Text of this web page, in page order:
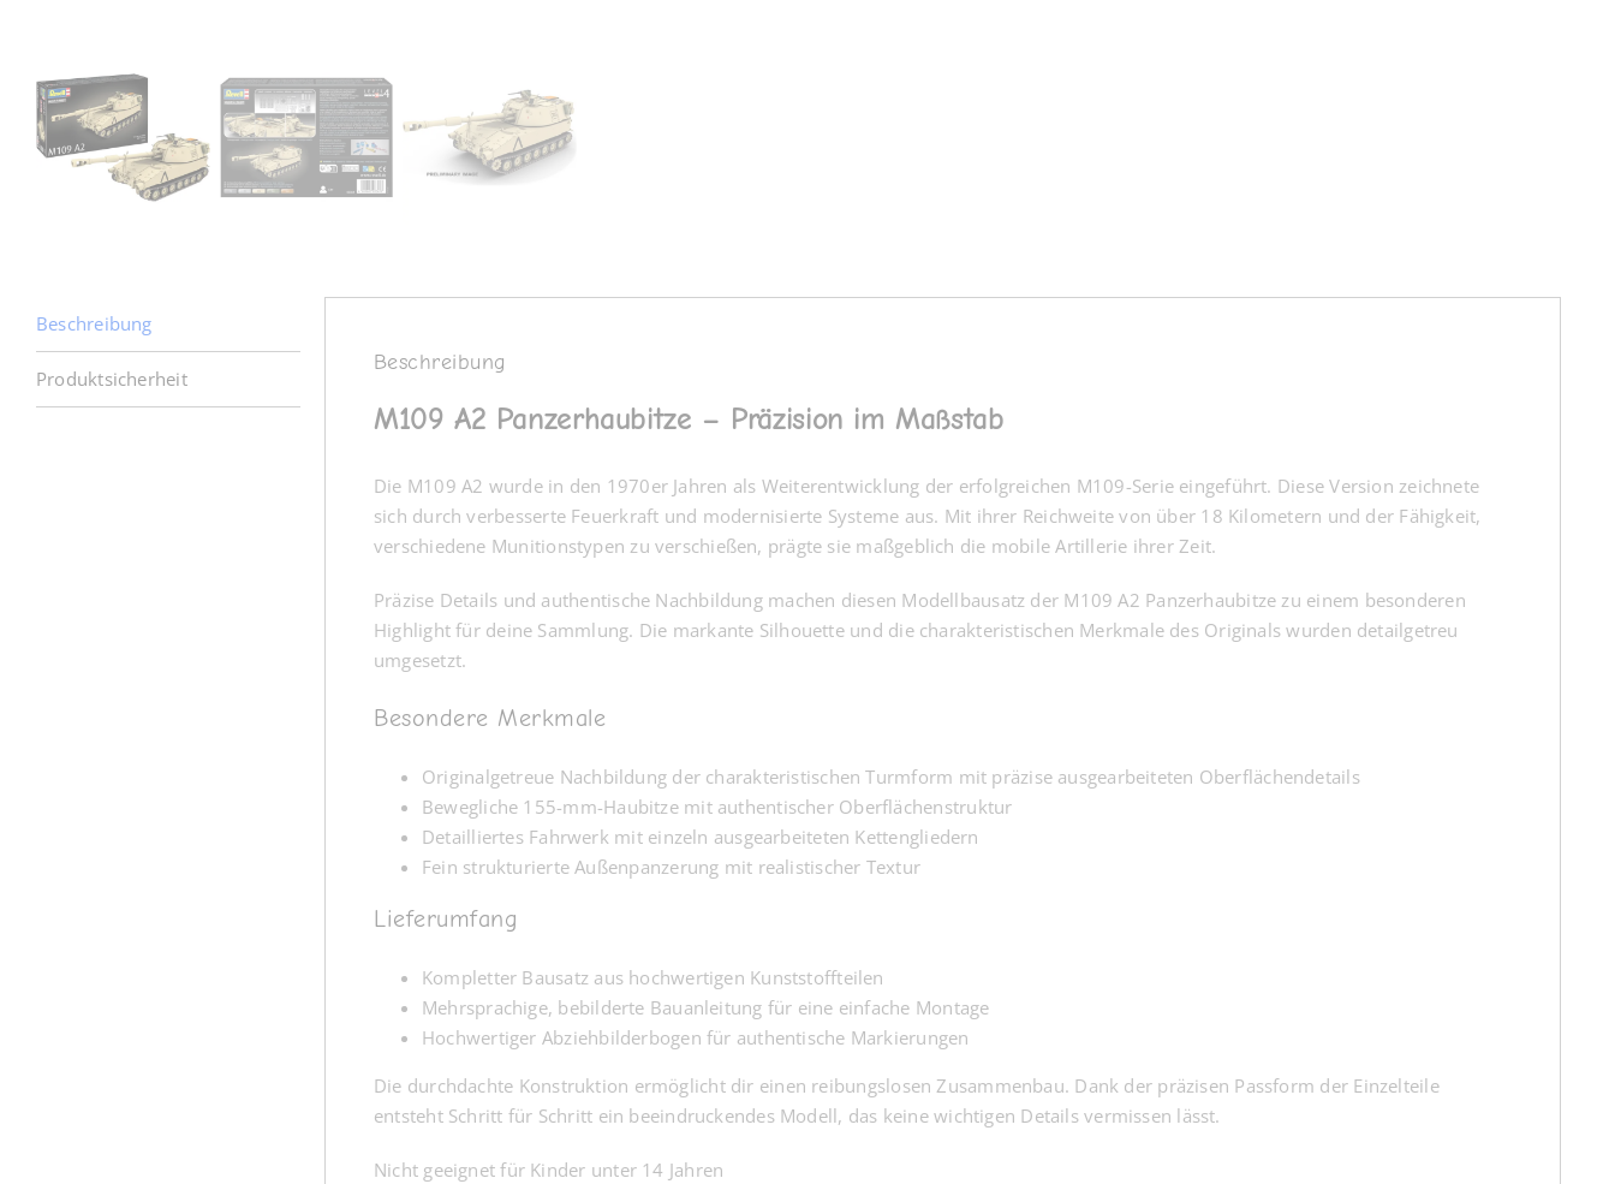
Beschreibung
Produktsicherheit
Beschreibung
M109 A2 Panzerhaubitze – Präzision im Maßstab
Die M109 A2 wurde in den 1970er Jahren als Weiterentwicklung der erfolgreichen M109-Serie eingeführt. Diese Version zeichnete
sich durch verbesserte Feuerkraft und modernisierte Systeme aus. Mit ihrer Reichweite von über 18 Kilometern und der Fähigkeit,
verschiedene Munitionstypen zu verschießen, prägte sie maßgeblich die mobile Artillerie ihrer Zeit.
Präzise Details und authentische Nachbildung machen diesen Modellbausatz der M109 A2 Panzerhaubitze zu einem besonderen
Highlight für deine Sammlung. Die markante Silhouette und die charakteristischen Merkmale des Originals wurden detailgetreu
umgesetzt.
Besondere Merkmale
Originalgetreue Nachbildung der charakteristischen Turmform mit präzise ausgearbeiteten Oberflächendetails
Bewegliche 155-mm-Haubitze mit authentischer Oberflächenstruktur
Detailliertes Fahrwerk mit einzeln ausgearbeiteten Kettengliedern
Fein strukturierte Außenpanzerung mit realistischer Textur
Lieferumfang
Kompletter Bausatz aus hochwertigen Kunststoffteilen
Mehrsprachige, bebilderte Bauanleitung für eine einfache Montage
Hochwertiger Abziehbilderbogen für authentische Markierungen
Die durchdachte Konstruktion ermöglicht dir einen reibungslosen Zusammenbau. Dank der präzisen Passform der Einzelteile
entsteht Schritt für Schritt ein beeindruckendes Modell, das keine wichtigen Details vermissen lässt.
Nicht geeignet für Kinder unter 14 Jahren